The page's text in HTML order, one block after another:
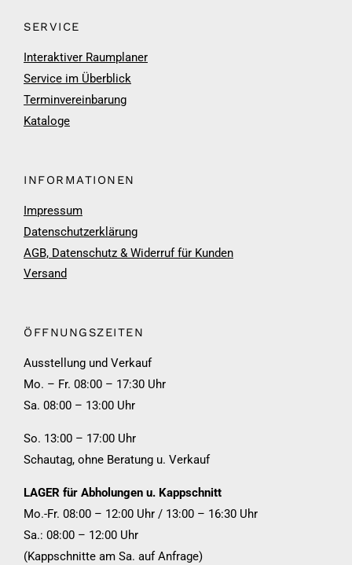
SERVICE
Interaktiver Raumplaner
Service im Überblick
Terminvereinbarung
Kataloge
INFORMATIONEN
Impressum
Datenschutzerklärung
AGB, Datenschutz & Widerruf für Kunden
Versand
ÖFFNUNGSZEITEN
Ausstellung und Verkauf
Mo. – Fr. 08:00 – 17:30 Uhr
Sa. 08:00 – 13:00 Uhr
So. 13:00 – 17:00 Uhr
Schautag, ohne Beratung u. Verkauf
LAGER für Abholungen u. Kappschnitt
Mo.-Fr. 08:00 – 12:00 Uhr / 13:00 – 16:30 Uhr
Sa.: 08:00 – 12:00 Uhr
(Kappschnitte am Sa. auf Anfrage)